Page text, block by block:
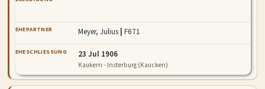
EHEPARTNER Meyer, Julius| F671
EHESCHLIESSUNG 23 Jul 1906
Kaukern - Insterburg (Kaucken)